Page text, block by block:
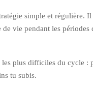
simple et régulière.
vie pendant les
plus difficiles du cycle
tu subis.